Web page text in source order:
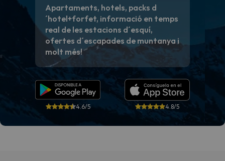
Apartaments, hotels, packs d
´hotel+forfet, informació en temps
real de les estacions d´esquí,
ofertes d´escapades de muntanya i
molt més!
4.6/5 4.8/5